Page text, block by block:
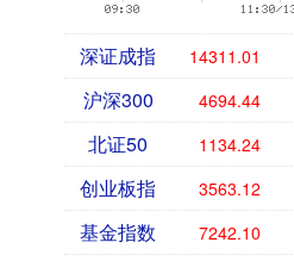
深证成指 14311.01
沪深300 4694.44
北证50 1134.24
创业板指 3563.12
基金指数 7242.10